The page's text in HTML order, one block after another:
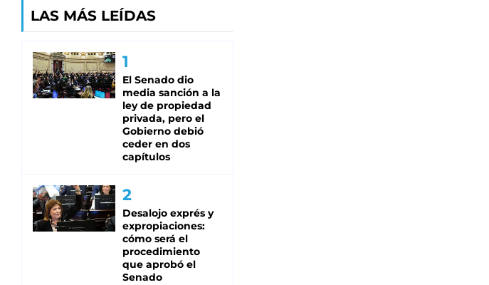
LAS MÁS LEÍDAS
El Senado dio
media sanción a la
ley de propiedad
privada, pero el
Gobierno debió
ceder en dos
capítulos
Desalojo exprés y
expropiaciones:
cómo será el
procedimiento
que aprobó el
Senado